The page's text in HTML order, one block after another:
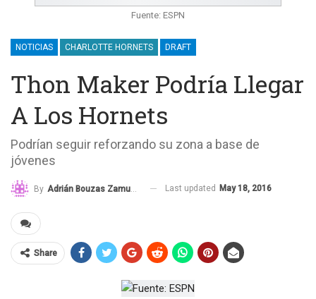
Fuente: ESPN
NOTICIAS CHARLOTTE HORNETS DRAFT
Thon Maker Podría Llegar
A Los Hornets
Podrían seguir reforzando su zona a base de
jóvenes
By Adrián Bouzas Zamudio Last updated May 18, 2016
Share